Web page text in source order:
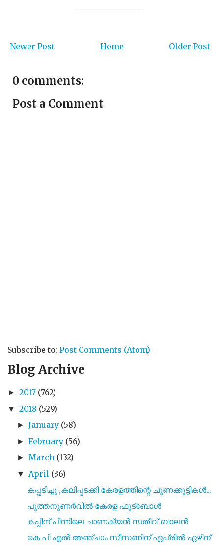
Newer Post Older Post
Home
0 comments:
Post a Comment
Subscribe to: Post Comments (Atom)
Blog Archive
► 2017 (762)
▼ 2018 (529)
►January (58)
►February (56)
► March (132)
▼ April (36)
കപ്പടിച്ചു ,കലിപ്പടക്കി കേരളത്തിന്റെ ചുണക്കുട്ടികൾ...
പുത്തനുണർവിൽ കേരള ഫുട്ബോൾ
കപ്പിന് പിന്നിലെ ചാണക്യൻ സതീവ് ബാലൻ
കെ പി എൽ അഞ്ചാം സീസണിന് ഏപ്രിൽ ഏഴിന്